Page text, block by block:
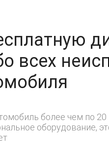
всех
более чем по 20
оборудование,